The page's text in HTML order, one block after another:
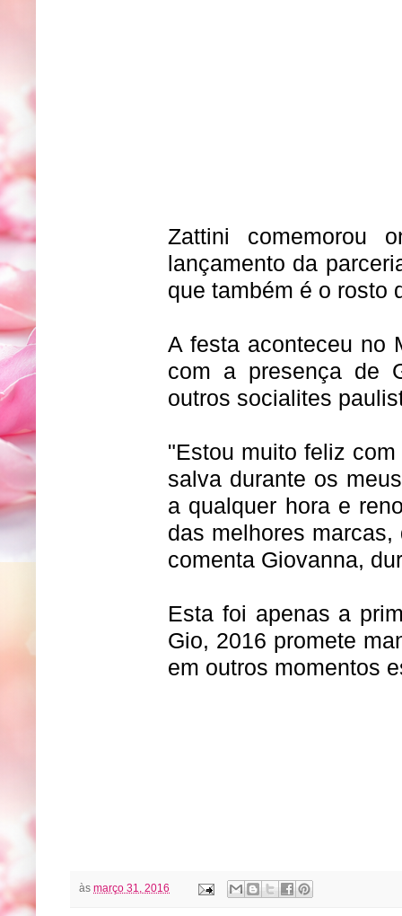
Zattini comemorou
lançamento da
que também é o rosto
A festa aconteceu no
com a presença de
outros socialites
"Estou muito feliz
salva durante os
a qualquer hora e
das melhores
comenta Giovanna,
Esta foi apenas a
Gio, 2016 promete
em outros momentos
às março 31, 2016